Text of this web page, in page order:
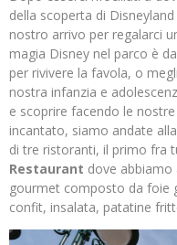
della scoperta di
nostro arrivo per regalarci
magia Disney nel parco è
per rivivere la favola, o
nostra infanzia e
e scoprire facendo le
incantato, siamo andate
di tre ristoranti, il primo fra
Restaurant dove abbiamo
gourmet composto da foie
confit, insalata, patatine